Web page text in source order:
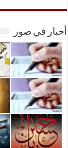
أخبار في صور